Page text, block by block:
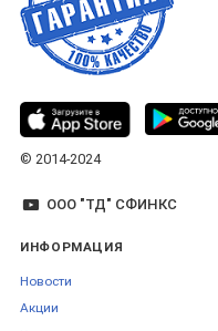
© 2014-2024
ООО "ТД" СФИНКС
ИНФОРМАЦИЯ
Новости
Акции